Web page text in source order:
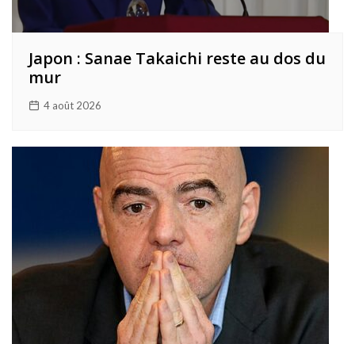
Japon : Sanae Takaichi reste au dos du
mur
4 août 2026